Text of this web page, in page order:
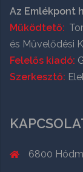
Az Emlékpont
Működtető:
és Művelődési
Felelős kiadó:
Szerkesztő:
6800